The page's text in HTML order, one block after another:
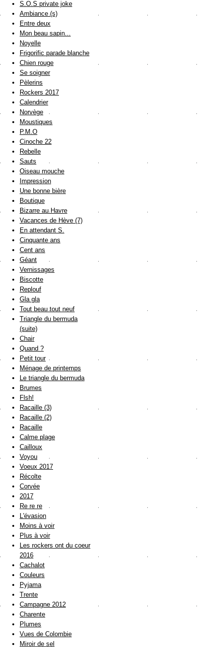
S.O.S private joke
Ambiance (s)
Entre deux
Mon beau sapin...
Noyelle
Frigorific parade blanche
Chien rouge
Se soigner
Pèlerins
Rockers 2017
Calendrier
Norvège
Moustiques
P.M.O
Cinoche 22
Rebelle
Sauts
Oiseau mouche
Impression
Une bonne bière
Boutique
Bizarre au Havre
Vacances de Hève (7)
En attendant S.
Cinquante ans
Cent ans
Géant
Vernissages
Biscotte
Replouf
Gla gla
Tout beau tout neuf
Triangle du bermuda
(suite)
Chair
Quand ?
Petit tour
Ménage de printemps
Le triangle du bermuda
Brumes
Flsh!
Racaille (3)
Racaille (2)
Racaille
Calme plage
Cailloux
Voyou
Voeux 2017
Récolte
Corvée
2017
Re re re
L'évasion
Moins à voir
Plus à voir
Les rockers ont du coeur
2016
Cachalot
Couleurs
Pyjama
Trente
Campagne 2012
Charente
Plumes
Vues de Colombie
Miroir de sel